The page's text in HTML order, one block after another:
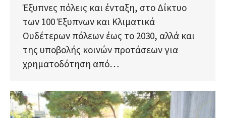
Έξυπνες πόλεις και ένταξη, στο Δίκτυο
των 100 Έξυπνων και Κλιματικά
Ουδέτερων πόλεων έως το 2030, αλλά και
της υποβολής κοινών προτάσεων για
χρηματοδότηση από…